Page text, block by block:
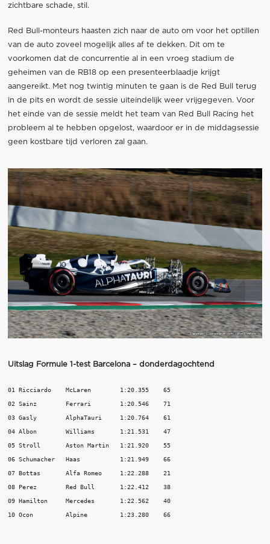
zichtbare schade, stil.
Red Bull-monteurs haasten zich naar de auto om voor het optillen
van de auto zoveel mogelijk alles af te dekken. Dit om te
voorkomen dat de concurrentie al in een vroeg stadium de
geheimen van de RB18 op een presenteerblaadje krijgt
aangereikt. Met nog twintig minuten te gaan is de Red Bull terug
in de pits en wordt de sessie uiteindelijk weer vrijgegeven. Voor
het einde van de sessie meldt het team van Red Bull Racing het
probleem al te hebben opgelost, waardoor er in de middagsessie
geen kostbare tijd verloren zal gaan.
Uitslag Formule 1-test Barcelona – donderdagochtend
01 Ricciardo    McLaren        1:20.355    65
02 Sainz        Ferrari        1:20.546    71
03 Gasly        AlphaTauri     1:20.764    61
04 Albon        Williams       1:21.531    47
05 Stroll       Aston Martin   1:21.920    55
06 Schumacher   Haas           1:21.949    66
07 Bottas       Alfa Romeo     1:22.288    21
08 Perez        Red Bull       1:22.412    38
09 Hamilton     Mercedes       1:22.562    40
10 Ocon         Alpine         1:23.280    66